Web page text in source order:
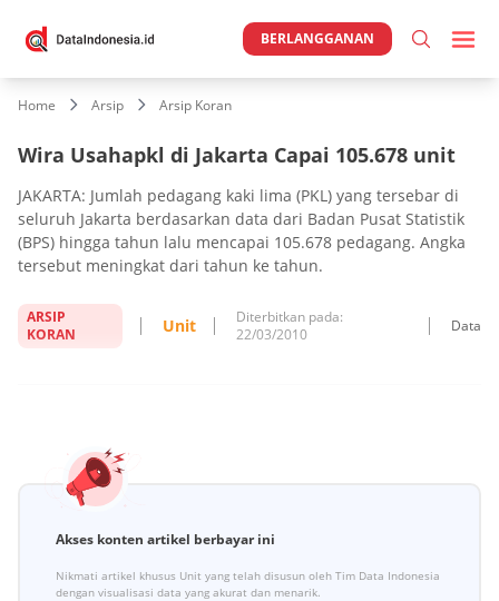
BERLANGGANAN
Home Arsip Arsip Koran
Wira Usahapkl di Jakarta Capai 105.678 unit
JAKARTA: Jumlah pedagang kaki lima (PKL) yang tersebar di
seluruh Jakarta berdasarkan data dari Badan Pusat Statistik
(BPS) hingga tahun lalu mencapai 105.678 pedagang. Angka
tersebut meningkat dari tahun ke tahun.
ARSIP
KORAN
Unit
Diterbitkan pada:
22/03/2010
Data
Akses konten artikel berbayar ini
Nikmati artikel khusus Unit yang telah disusun oleh Tim Data Indonesia
dengan visualisasi data yang akurat dan menarik.